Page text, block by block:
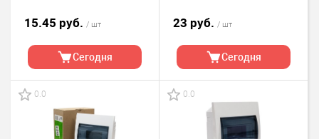
15.45 руб. / шт
Сегодня
23 руб. / шт
Сегодня
0.0 0.0